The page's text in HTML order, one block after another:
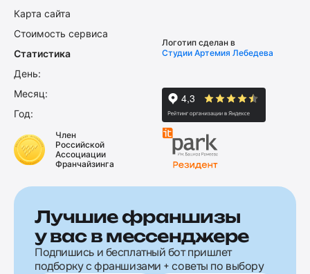
Карта сайта
Стоимость сервиса
Статистика
День:
Месяц:
Год:
Логотип сделан в
Студии Артемия Лебедева
Член
Российской
Ассоциации
Франчайзинга
Лучшие франшизы
у вас в мессенджере
Подпишись и бесплатный бот пришлет
подборку с франшизами + советы по выбору